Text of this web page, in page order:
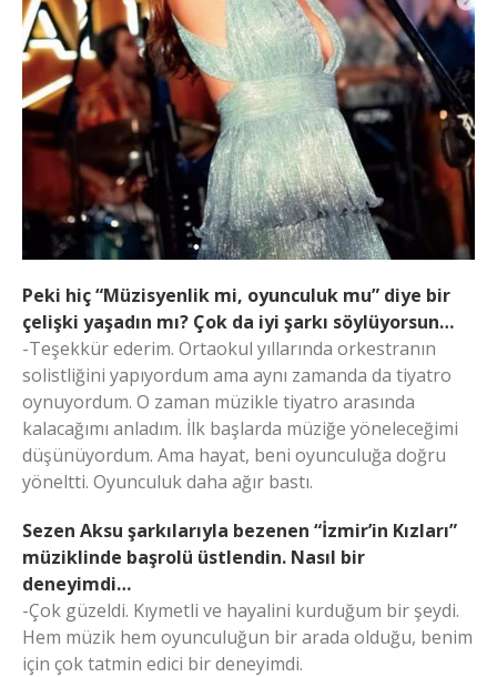
Peki hiç “Müzisyenlik mi, oyunculuk mu” diye bir
çelişki yaşadın mı? Çok da iyi şarkı söylüyorsun…
-Teşekkür ederim. Ortaokul yıllarında orkestranın
solistliğini yapıyordum ama aynı zamanda da tiyatro
oynuyordum. O zaman müzikle tiyatro arasında
kalacağımı anladım. İlk başlarda müziğe yöneleceğimi
düşünüyordum. Ama hayat, beni oyunculuğa doğru
yöneltti. Oyunculuk daha ağır bastı.
Sezen Aksu şarkılarıyla bezenen “İzmir’in Kızları”
müziklinde başrolü üstlendin. Nasıl bir
deneyimdi…
-Çok güzeldi. Kıymetli ve hayalini kurduğum bir şeydi.
Hem müzik hem oyunculuğun bir arada olduğu, benim
için çok tatmin edici bir deneyimdi.